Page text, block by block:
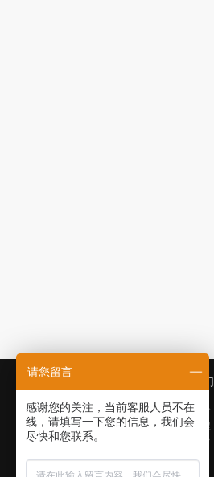
关于我们
公司简介
发展历程
公司好评
请您留言
感谢您的关注，当前客服人员不在
线，请填写一下您的信息，我们会
尽快和您联系。